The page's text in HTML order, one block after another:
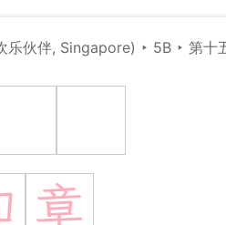
伙伴, Singapore) ‣ 5B ‣第十
章